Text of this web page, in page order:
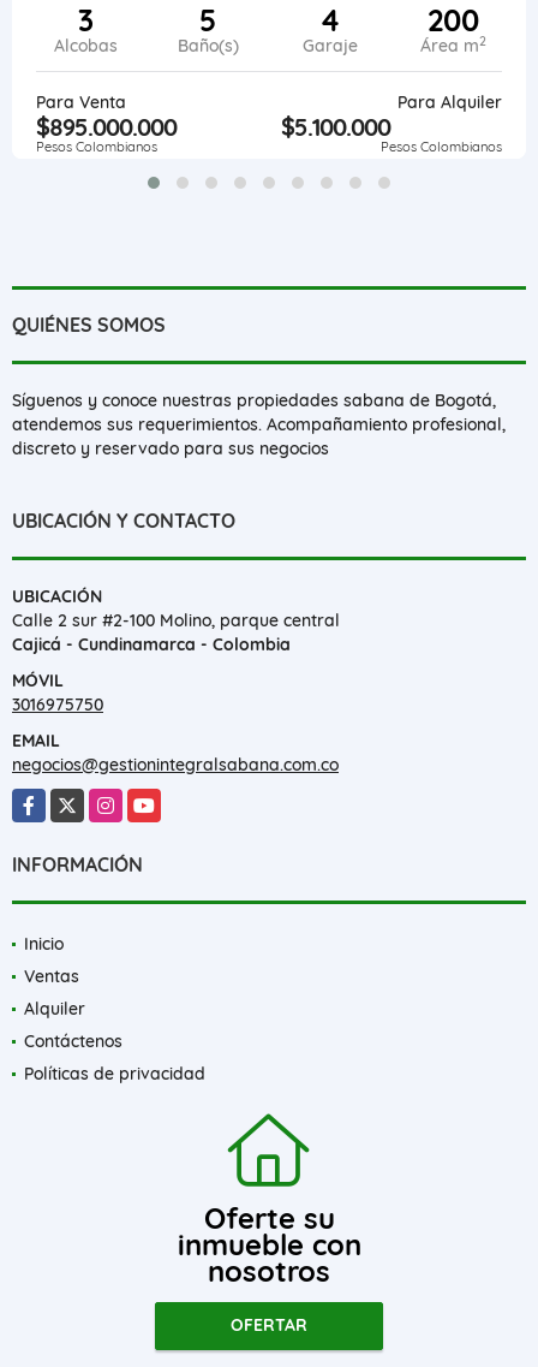
3
Alcobas
5
Baño(s)
4
Garaje
200
Área m2
Para Venta
$895.000.000
Pesos Colombianos
Para Alquiler
$5.100.000
Pesos Colombianos
QUIÉNES SOMOS
Síguenos y conoce nuestras propiedades sabana de Bogotá,
atendemos sus requerimientos. Acompañamiento profesional,
discreto y reservado para sus negocios
UBICACIÓN Y CONTACTO
UBICACIÓN
Calle 2 sur #2-100 Molino, parque central
Cajicá - Cundinamarca - Colombia
MÓVIL
3016975750
EMAIL
negocios@gestionintegralsabana.com.co
INFORMACIÓN
Inicio
Ventas
Alquiler
Contáctenos
Oferte su
inmueble con
nosotros
OFERTAR